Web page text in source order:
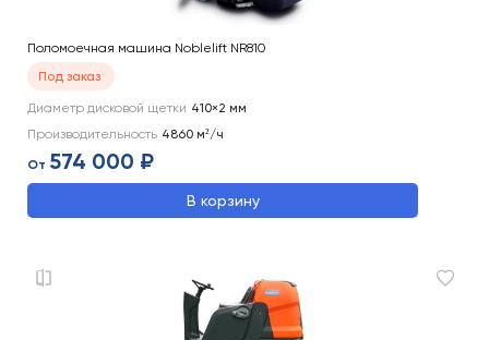
Поломоечная машина Noblelift NR810
Под заказ
Диаметр дисковой щетки 410×2 мм
Производительность 4860 м²/ч
От 574 000 ₽
В корзину